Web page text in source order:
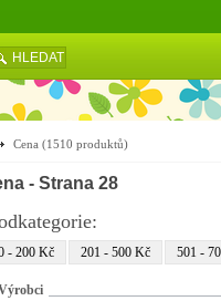
Cena (1510 produktů)
- Strana 28
- 200 Kč 201 - 500 Kč 501 -
HLEDAT